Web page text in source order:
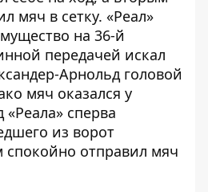
мяч в сетку. «Реал»
на 36-й
передачей искал
Арнольд головой
мяч оказался у
сперва
из ворот
спокойно отправил мяч